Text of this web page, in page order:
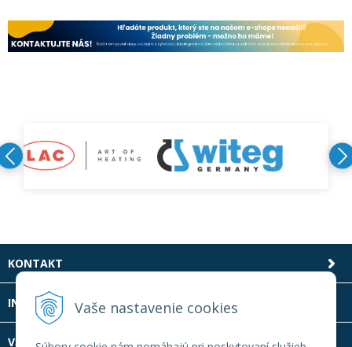
Vaše nastavenie cookies
KONTAKT
INFOLINKA
VŠETKO O NÁKUPE